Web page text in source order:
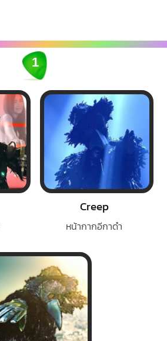
1
Creep
หน้ากากอีกาดำ